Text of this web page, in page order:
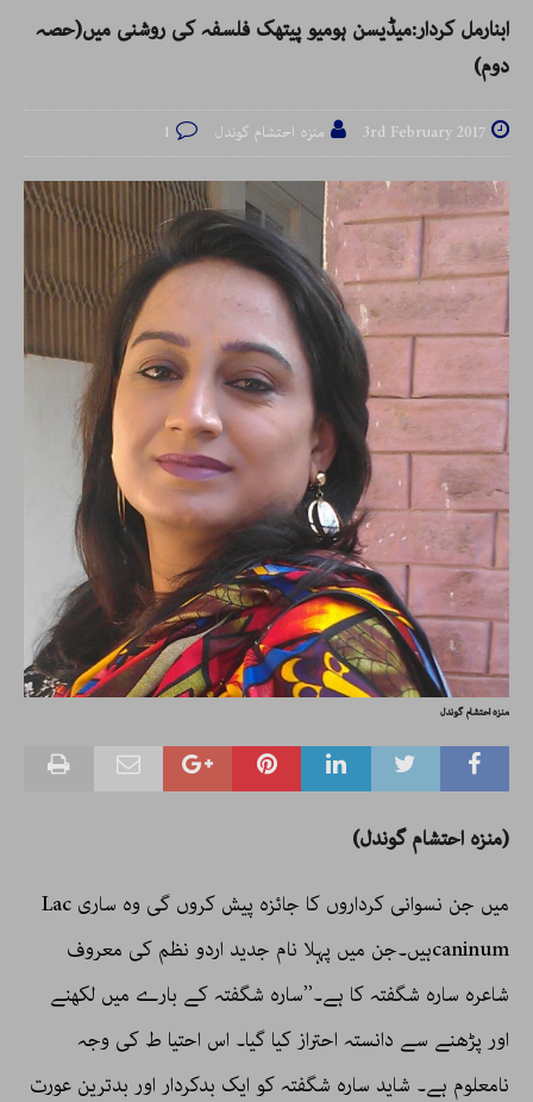
ابنارمل کردار:میڈیسن ہومیو پیتھک فلسفہ کی روشنی میں(حصہ
دوم)
3rd February 2017 منزہ احتشام گوندل 1
منزہ احتشام گوندل
(منزہ احتشام گوندل)
میں جن نسوانی کرداروں کا جائزہ پیش کروں گی وہ ساری Lac
caninumہیں۔جن میں پہلا نام جدید اردو نظم کی معروف
شاعرہ سارہ شگفتہ کا ہے۔’’سارہ شگفتہ کے بارے میں لکھنے
اور پڑھنے سے دانستہ احتراز کیا گیا۔ اس احتیا ط کی وجہ
نامعلوم ہے۔ شاید سارہ شگفتہ کو ایک بدکردار اور بدترین عورت